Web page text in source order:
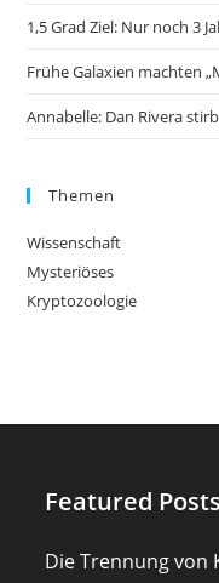
1,5 Grad Ziel: Nur noch 3
Frühe Galaxien machten
Annabelle: Dan Rivera
Themen
Wissenschaft
Mysteriöses
Kryptozoologie
Featured Posts
Die Trennung von